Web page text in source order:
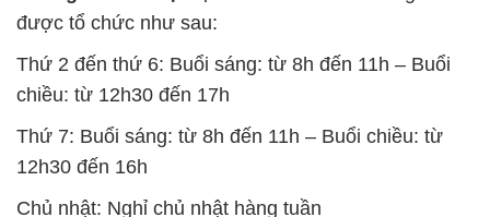
được tổ chức như sau:
Thứ 2 đến thứ 6: Buổi sáng: từ 8h đến 11h – Buổi
chiều: từ 12h30 đến 17h
Thứ 7: Buổi sáng: từ 8h đến 11h – Buổi chiều: từ
12h30 đến 16h
Chủ nhật: Nghỉ chủ nhật hàng tuần